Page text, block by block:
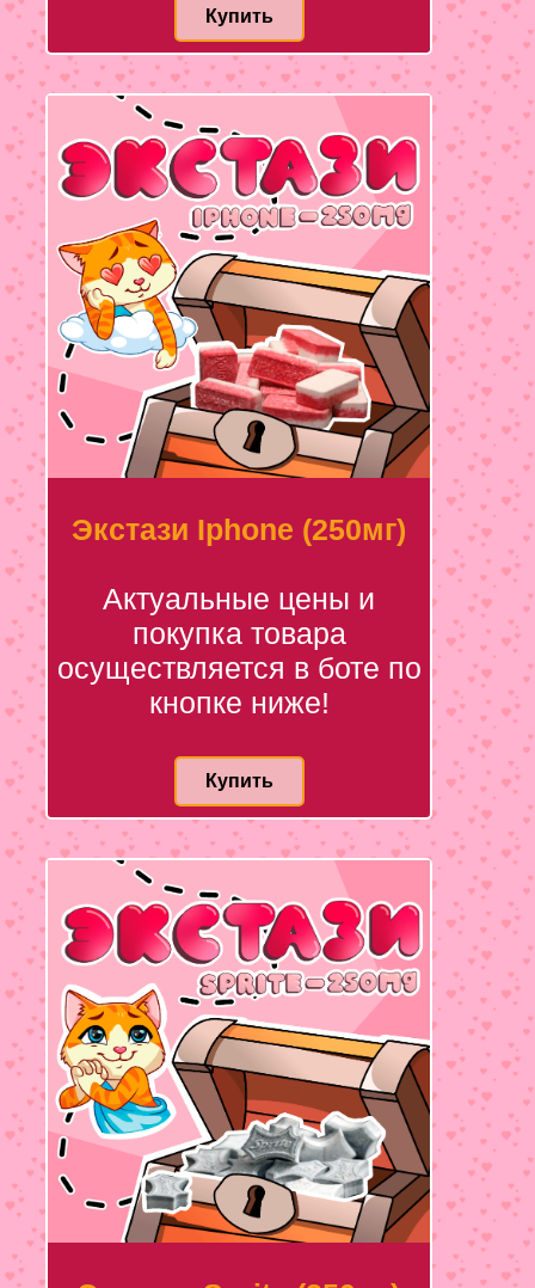
Купить
Экстази Iphone (250мг)
Актуальные цены и
покупка товара
осуществляется в боте по
кнопке ниже!
Купить